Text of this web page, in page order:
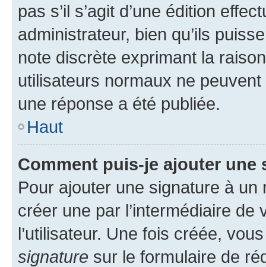
pas s’il s’agit d’une édition
administrateur, bien qu’ils
note discrète exprimant la
utilisateurs normaux ne
une réponse a été publiée.
Haut
Comment puis-je ajouter une
Pour ajouter une signature à un
créer une par l’intermédiaire
l’utilisateur. Une fois créée,
signature sur le formulaire de